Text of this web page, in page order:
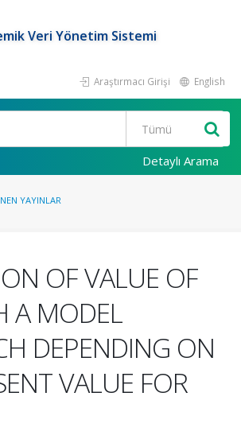
Veri Yönetim Sistemi
Araştırmacı Girişi English
Detaylı Arama
YAYINLAR
OF VALUE OF
A MODEL
DEPENDING ON
VALUE FOR